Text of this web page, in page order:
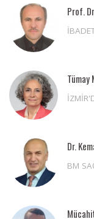
Prof.
Tümay
Dr.
BM